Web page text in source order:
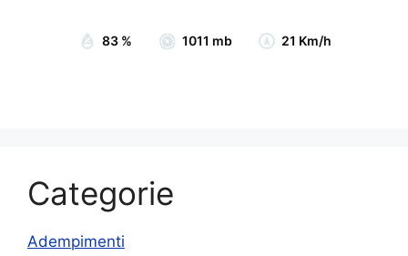
83 % 1011 mb 21 Km/h
Categorie
Adempimenti